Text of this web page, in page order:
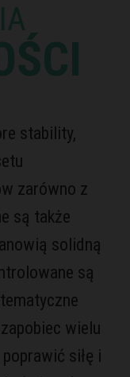
stability,
zarówno z
są także
solidną
są
wielu
siłę i